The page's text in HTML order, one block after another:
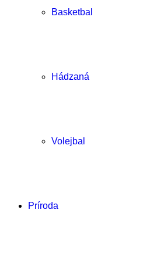
Basketbal
Hádzaná
Volejbal
Príroda